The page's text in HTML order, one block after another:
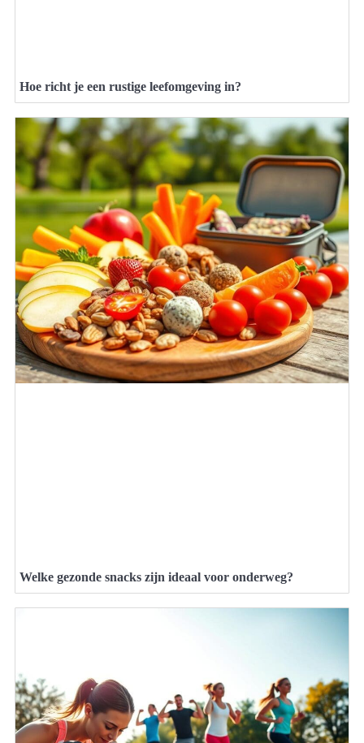
Hoe richt je een rustige leefomgeving in?
Welke gezonde snacks zijn ideaal voor onderweg?